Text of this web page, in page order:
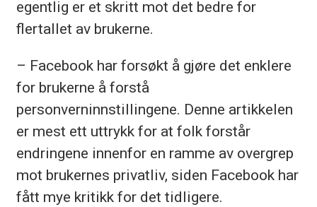
egentlig er et skritt mot det bedre for
flertallet av brukerne.
– Facebook har forsøkt å gjøre det enklere
for brukerne å forstå
personverninnstillingene. Denne artikkelen
er mest ett uttrykk for at folk forstår
endringene innenfor en ramme av overgrep
mot brukernes privatliv, siden Facebook har
fått mye kritikk for det tidligere.